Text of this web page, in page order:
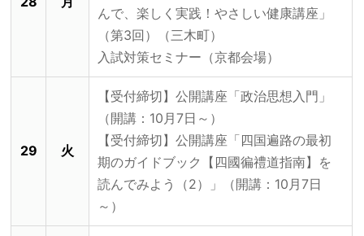
んで、楽しく実践！やさしい健康講座」
（第3回）（三木町）
入試対策セミナー（京都会場）
29 火
【受付締切】公開講座「政治思想入門」
（開講：10月7日～）
【受付締切】公開講座「四国遍路の最初
期のガイドブック【四國徧禮道指南】を
読んでみよう（2）」（開講：10月7日
～）